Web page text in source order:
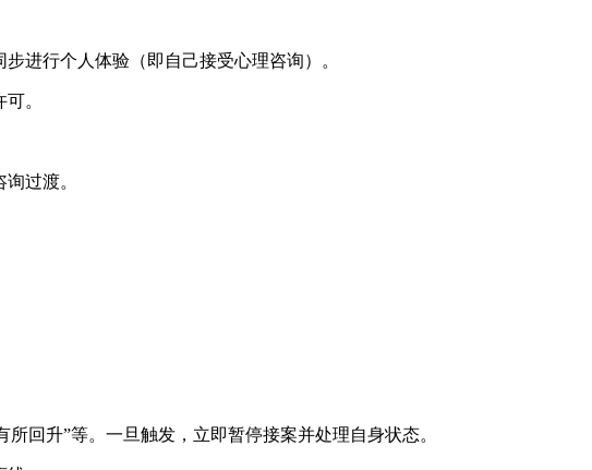
进行个人体验（即自己接受心理咨询）。
。
过渡。
回升”等。一旦触发，立即暂停接案并处理自身状态。